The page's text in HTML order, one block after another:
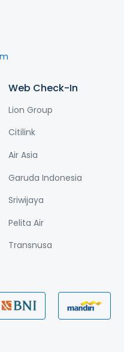
Web Check-In
Lion Group
Citilink
Air Asia
Garuda Indonesia
Sriwijaya
Pelita Air
Transnusa